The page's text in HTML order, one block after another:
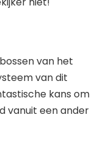
van het
van dit
kans om
vanuit een ander